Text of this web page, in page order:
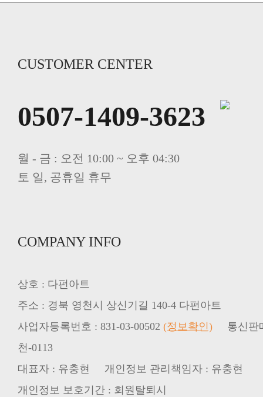
다펀아트에 처음 오셨나요
카카오톡으로 실시간 상담 가능
교환 및 환불에 대해 안내해드립
CUSTOMER CENTER
0507-1409-3623
월 - 금 : 오전 10:00 ~ 오후 04:30
토 일, 공휴일 휴무
COMPANY INFO
상호 : 다펀아트
주소 : 경북 영천시 상신기길 140-4 다펀아트
사업자등록번호 : 831-03-00502 (정보확인)
천-0113
대표자 : 유충현 개인정보 관리책임자 : 유충현
개인정보 보호기간 : 회원탈퇴시